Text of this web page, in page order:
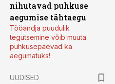
nihutavad puhkuse
aegumise tähtaegu
Tööandja puudulik
tegutsemine võib muuta
puhkusepäevad ka
aegumatuks!
UUDISED